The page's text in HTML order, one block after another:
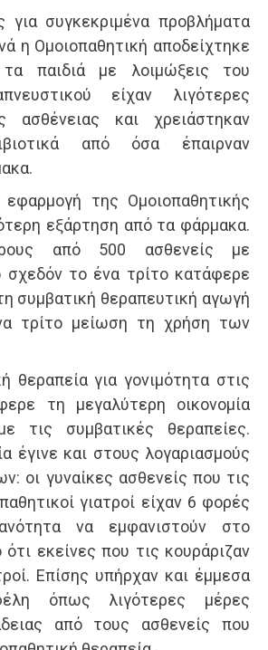
για συγκεκριμένα προβλήματα
η Ομοιοπαθητική αποδείχτηκε
τα παιδιά με λοιμώξεις του
είχαν λιγότερες
ασθένειας και χρειάστηκαν
από όσα έπαιρναν
της Ομοιοπαθητικής
εξάρτηση από τα φάρμακα.
από 500 ασθενείς με
σχεδόν το ένα τρίτο κατάφερε
συμβατική θεραπευτική αγωγή
τρίτο μείωση τη χρήση των
θεραπεία για γονιμότητα στις
τη μεγαλύτερη οικονομία
τις συμβατικές θεραπείες.
έγινε και στους λογαριασμούς
οι γυναίκες ασθενείς που τις
γιατροί είχαν 6 φορές
να εμφανιστούν στο
εκείνες που τις κουράριζαν
Επίσης υπήρχαν και έμμεσα
όπως λιγότερες μέρες
από τους ασθενείς που